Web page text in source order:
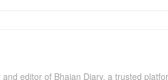
editor of Bhajan Diary, a trusted